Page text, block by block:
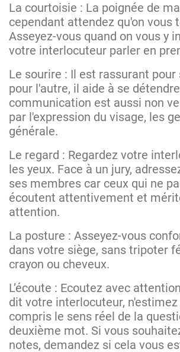
La courtoisie : La poignée de
cependant attendez qu'on vous
Asseyez-vous quand on vous y
votre interlocuteur parler en
Le sourire : Il est rassurant
pour l'autre, il aide à se
communication est aussi non
par l'expression du visage, les
générale.
Le regard : Regardez votre
les yeux. Face à un jury,
ses membres car ceux qui ne
écoutent attentivement et
attention.
La posture : Asseyez-vous
dans votre siège, sans tripoter
crayon ou cheveux.
L’écoute : Ecoutez avec
dit votre interlocuteur,
compris le sens réel de la
deuxième mot. Si vous
notes, demandez si cela vous